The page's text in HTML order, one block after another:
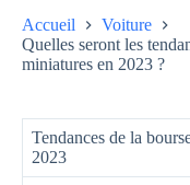
Accueil
Voiture
Quelles seront les
miniatures en 2023 ?
Tendances de la
2023